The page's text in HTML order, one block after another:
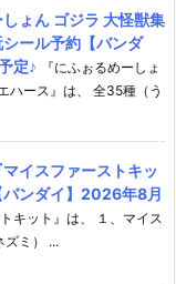
しょん ゴジラ 大怪獣集
ール予約【バンダ
定♪
『にふぉるめーしょ
ハース』は、 全35種（う
マイスファーストキッ
バンダイ】2026年8月
キット』は、 １、マイス
ズミ） ...